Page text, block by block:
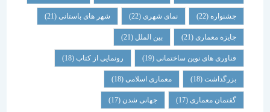
جشنواره(22) نمای شهری(22) شهر های باستانی (21)
جایزه معماری (21) بین الملل(21)
فناوری های نوین ساختمانی(19) رونمایی از کتاب (18)
بزرگداشت (18) معماری اسلامی(18)
گفتمان معماری (17) جهانی شدن(17)